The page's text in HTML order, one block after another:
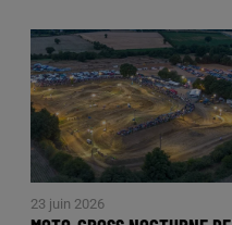
23 juin 2026